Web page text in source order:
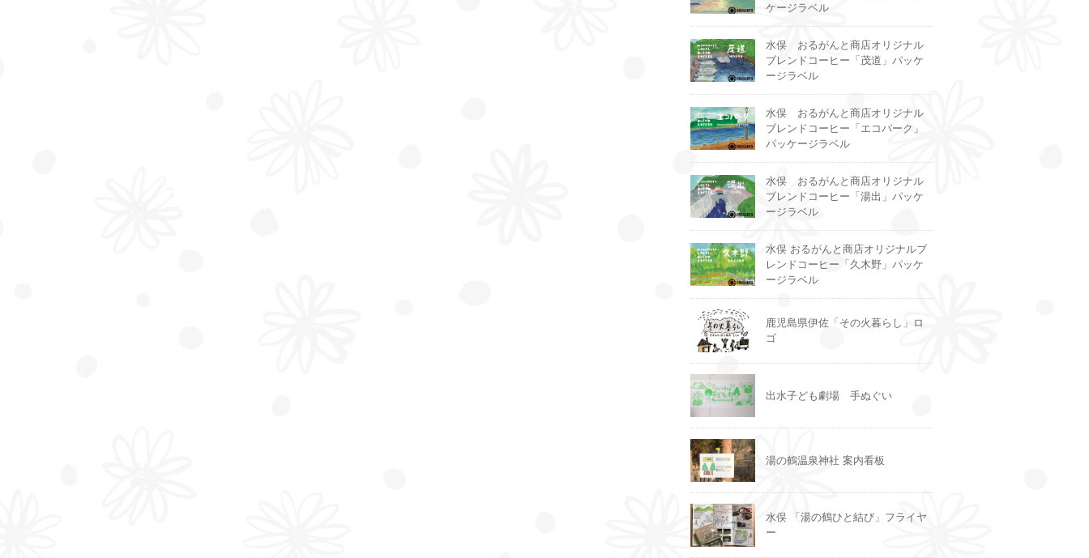
ケージラベル
水俣 おるがんと商店オリジナル
ブレンドコーヒー「茂道」パッケ
ージラベル
水俣 おるがんと商店オリジナル
ブレンドコーヒー「エコパーク」
パッケージラベル
水俣 おるがんと商店オリジナル
ブレンドコーヒー「湯出」パッケ
ージラベル
水俣 おるがんと商店オリジナルブ
レンドコーヒー「久木野」パッケ
ージラベル
鹿児島県伊佐「その火暮らし」ロ
ゴ
出水子ども劇場 手ぬぐい
湯の鶴温泉神社 案内看板
水俣 「湯の鶴ひと結び」フライヤ
ー